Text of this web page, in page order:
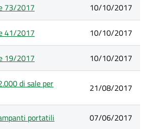
73/2017 10/10/2017
41/2017 10/10/2017
19/2017 10/10/2017
di sale per 21/08/2017
portatili 07/06/2017